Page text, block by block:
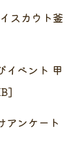
ト釜
イベント 甲
アンケート